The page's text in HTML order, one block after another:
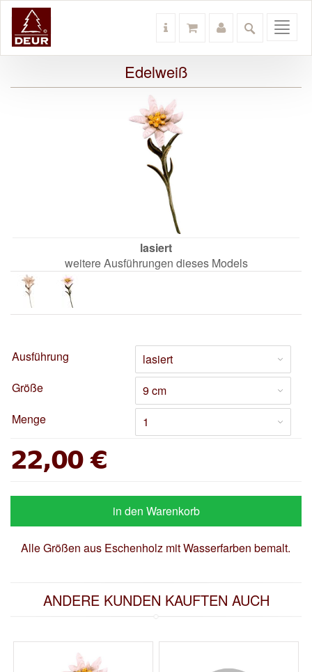
Edelweiß
lasiert
weitere Ausführungen dieses Models
Ausführung
Größe
Menge
22,00 €
in den Warenkorb
Alle Größen aus Eschenholz mit Wasserfarben bemalt.
ANDERE KUNDEN KAUFTEN AUCH